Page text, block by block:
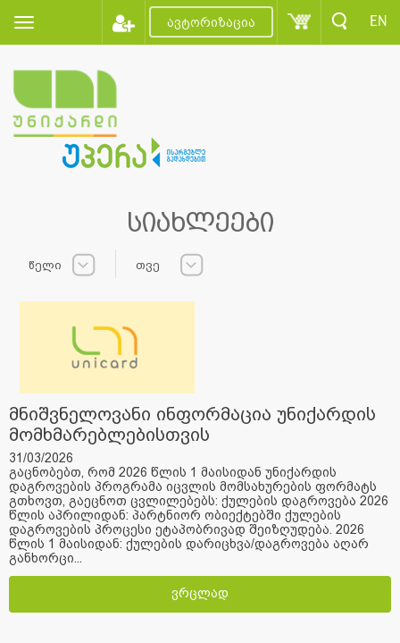
ავტორიზაცია EN
სიახლეები
წელი თვე
მნიშვნელოვანი ინფორმაცია უნიქარდის
მომხმარებლებისთვის
31/03/2026
გაცნობებთ, რომ 2026 წლის 1 მაისიდან უნიქარდის
დაგროვების პროგრამა იცვლის მომსახურების ფორმატს
გთხოვთ, გაეცნოთ ცვლილებებს: ქულების დაგროვება 2026
წლის აპრილიდან: პარტნიორ ობიექტებში ქულების
დაგროვების პროცესი ეტაპობრივად შეიზღუდება. 2026
წლის 1 მაისიდან: ქულების დარიცხვა/დაგროვება აღარ
განხორცი...
ვრცლად